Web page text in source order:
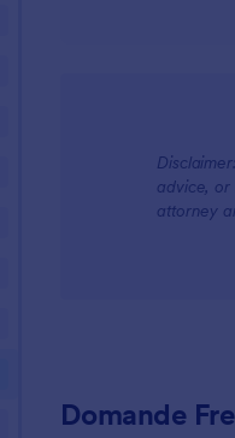
advice,
attorney
Domande